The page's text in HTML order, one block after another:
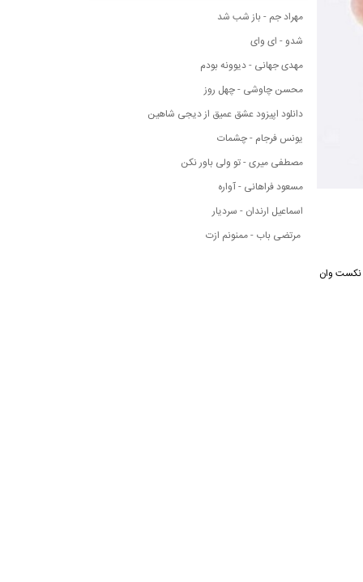
نکست وان
مهراد جم - باز شب شد
شدو - ای وای
مهدی جهانی - دیوونه بودم
محسن چاوشی - چهل روز
دانلود اپیزود عشق عمیق از دیجی شاهین
یونس فرجام - چشمات
مصطفی میری - تو ولی باور نکن
مسعود فراهانی - آواره
اسماعیل ارندان - سردیار
مرتضی باب - ممنونم ازت